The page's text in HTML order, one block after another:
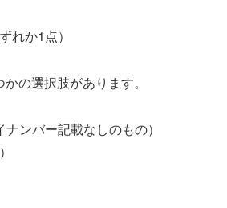
れか1点）
の選択肢があります。
ンバー記載なしのもの）